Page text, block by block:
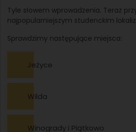
Tyle słowem wprowadzenia. Teraz
najpopularniejszym studenckim
Sprawdzimy następujące miejsca:
Jeżyce
Wilda
Winogrady i Piątkowo